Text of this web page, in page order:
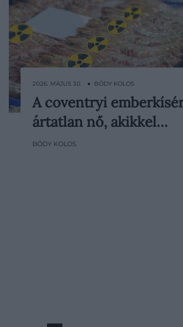
A 20. század során számtalan
és tudományos kísérlet zajlott,
ma már lehetetlen lenne
2026. MÁJUS 30. ● BÓDY KOLOS
A coventryi
ártatlan nő, akikkel…
BÓDY KOLOS